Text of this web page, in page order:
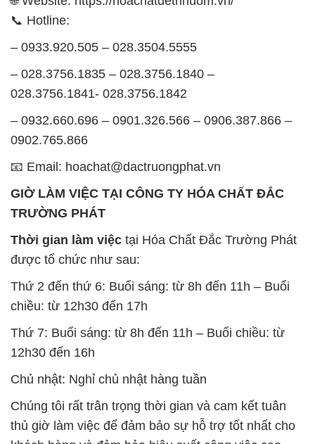
📞 Hotline:
– 0933.920.505 – 028.3504.5555
– 028.3756.1835 – 028.3756.1840 –
028.3756.1841- 028.3756.1842
– 0932.660.696 – 0901.326.566 – 0906.387.866 –
0902.765.866
📧 Email: hoachat@dactruongphat.vn
GIỜ LÀM VIỆC TẠI CÔNG TY HÓA CHẤT ĐẮC
TRƯỜNG PHÁT
Thời gian làm việc tại Hóa Chất Đắc Trường Phát
được tổ chức như sau:
Thứ 2 đến thứ 6: Buổi sáng: từ 8h đến 11h – Buổi
chiều: từ 12h30 đến 17h
Thứ 7: Buổi sáng: từ 8h đến 11h – Buổi chiều: từ
12h30 đến 16h
Chủ nhật: Nghỉ chủ nhật hàng tuần
Chúng tôi rất trân trọng thời gian và cam kết tuân
thủ giờ làm việc để đảm bảo sự hỗ trợ tốt nhất cho